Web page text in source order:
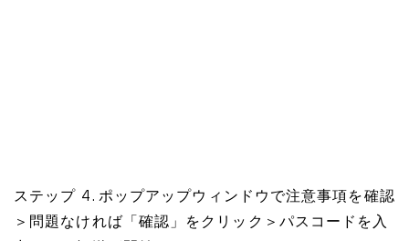
ステップ 4. ポップアップウィンドウで注意事項を確認
＞問題なければ「確認」をクリック＞パスコードを入